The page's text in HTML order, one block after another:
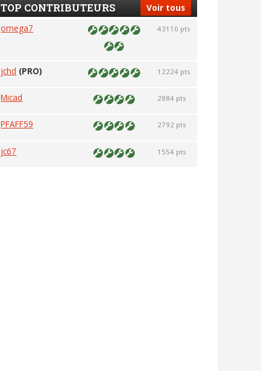
Voir tous
TOP CONTRIBUTEURS
omega7 43110 pts
jchd (PRO) 12224 pts
Micad 2884 pts
PFAFF59 2792 pts
jc67 1554 pts